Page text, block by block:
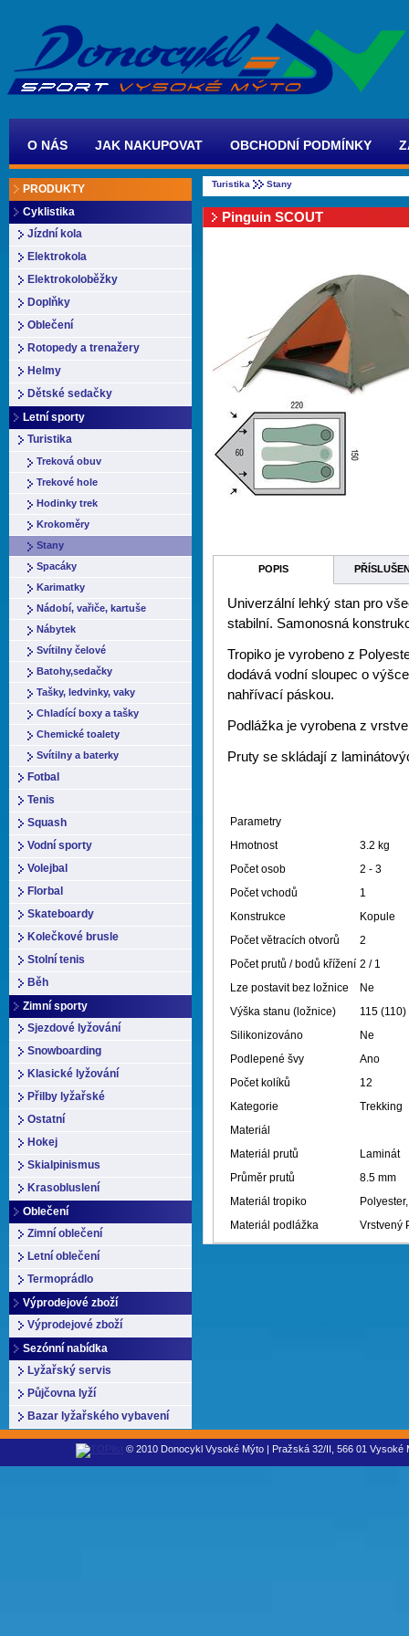
O NÁS JAK NAKUPOVAT OBCHODNÍ PODMÍNKY
PRODUKTY
Cyklistika
Jízdní kola
Elektrokola
Elektrokoloběžky
Doplňky
Oblečení
Rotopedy a trenažery
Helmy
Dětské sedačky
Letní sporty
Turistika
Treková obuv
Trekové hole
Hodinky trek
Krokoměry
Stany
Spacáky
Karimatky
Nádobí, vařiče, kartuše
Nábytek
Svítilny čelové
Batohy,sedačky
Tašky, ledvinky, vaky
Chladící boxy a tašky
Chemické toalety
Svítilny a baterky
Fotbal
Tenis
Squash
Vodní sporty
Volejbal
Florbal
Skateboardy
Kolečkové brusle
Stolní tenis
Běh
Zimní sporty
Sjezdové lyžování
Snowboarding
Klasické lyžování
Přilby lyžařské
Ostatní
Hokej
Skialpinismus
Krasobluslení
Oblečení
Zimní oblečení
Letní oblečení
Termoprádlo
Výprodejové zboží
Výprodejové zboží
Sezónní nabídka
Lyžařský servis
Půjčovna lyží
Bazar lyžařského vybavení
Turistika Stany
Pinguin SCOUT
POPIS
Univerzální lehký stan pro
stabilní. Samonosná
Tropiko je vyrobeno z
dodává vodní sloupec o
nahřívací páskou.
Podlážka je vyrobena z
Pruty se skládají z
Parametry
Hmotnost
3.2 kg
Počet osob
2 - 3
Počet vchodů
1
Konstrukce
Kopule
Počet větracích otvorů
2
Počet prutů / bodů křížení 2 / 1
Lze postavit bez ložnice
Ne
Výška stanu (ložnice)
115 (110)
Silikonizováno
Ne
Podlepené švy
Ano
Počet kolíků
12
Kategorie
Trekking
Materiál
Materiál prutů
Laminát
Průměr prutů
8.5 mm
Materiál tropiko
Materiál podlážka
Vrstvený
© 2010 Donocykl Vysoké Mýto | Pražská 32/II, 566 01 Vysoké